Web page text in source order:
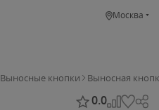
Москва
Выносные кнопки Выносная
0.0